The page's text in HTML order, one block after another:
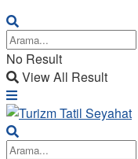
No Result
View All Result